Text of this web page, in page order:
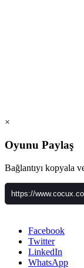
×
Oyunu Paylaş
Bağlantıyı kopyala
Facebook
Twitter
LinkedIn
WhatsApp